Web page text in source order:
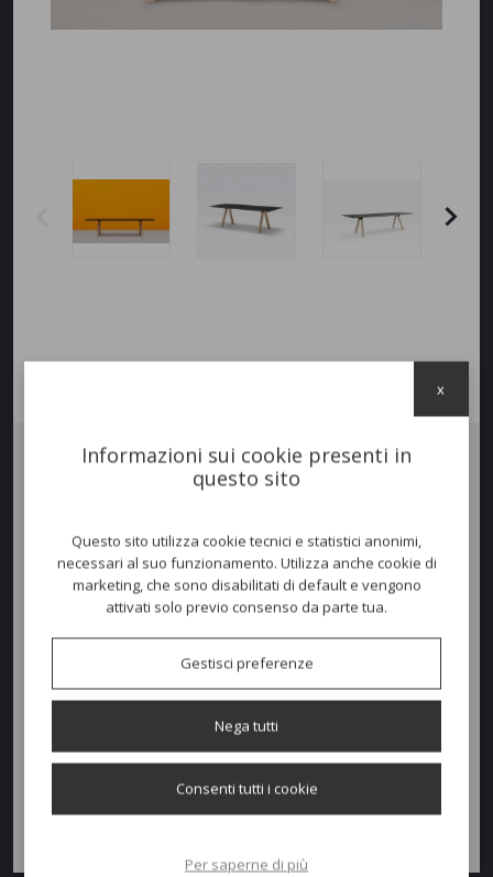
RETTANGOLARE ARKI-TABLE WOOD
sale da pranzo è disponibile in diverse combinazioni di colori e di
materiali. Disponibile la versione del ripiano con canalina passacavi.
MISURE DISPONIBILI:
100x200 - 100x240 - 120x240 - 100x300 - 120x300 - 120x360 cm.
Quantità
AGGIUNGI AL PREVENTIVO
Informazioni sui cookie presenti in
questo sito
Questo sito utilizza cookie tecnici e statistici anonimi,
necessari al suo funzionamento. Utilizza anche cookie di
marketing, che sono disabilitati di default e vengono
attivati solo previo consenso da parte tua.
Gestisci preferenze
Nega tutti
Consenti tutti i cookie
Per saperne di più
x